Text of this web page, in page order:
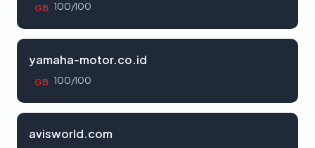
GB 100/100
yamaha-motor.co.id
GB 100/100
avisworld.com